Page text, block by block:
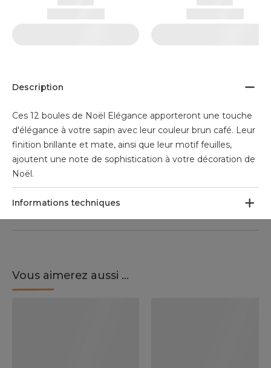
Description
Ces 12 boules de Noël Elégance apporteront une touche
d'élégance à votre sapin avec leur couleur brun café. Leur
finition brillante et mate, ainsi que leur motif feuilles,
ajoutent une note de sophistication à votre décoration de
Noël.
Informations techniques
Vous aimerez aussi ...